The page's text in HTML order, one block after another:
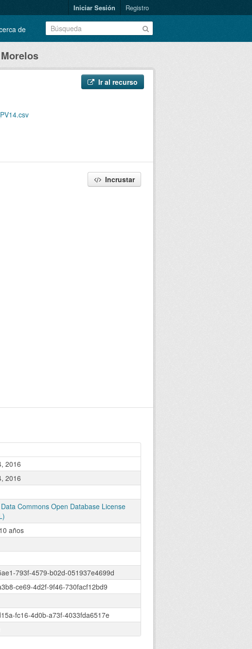
Iniciar Sesión Registro
de
Morelos
Ir al recurso
Incrustar
2016
2016
Commons Open Database License
años
793f-4579-b02d-051937e4699d
ce69-4d2f-9f46-730facf12bd9
fc16-4d0b-a73f-4033fda6517e